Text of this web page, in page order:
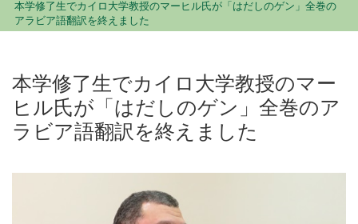
本学修了生でカイロ大学教授のマーヒル氏が「はだしのゲン」全巻の
アラビア語翻訳を終えました
本学修了生でカイロ大学教授のマー
ヒル氏が「はだしのゲン」全巻のア
ラビア語翻訳を終えました